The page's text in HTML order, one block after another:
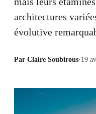
architectures
évolutive
Par Claire Soubirous· 19